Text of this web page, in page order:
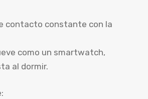
contacto constante con la
como un smartwatch,
al dormir.